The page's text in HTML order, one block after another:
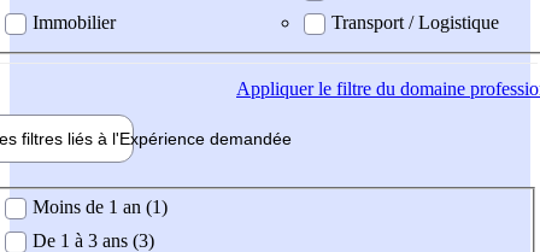
Immobilier
Transport / Logistique
Appliquerle filtre du domaine
filtres liés à l'Expérience demandée
demandée
Moins de 1 an (1)
De 1 à 3 ans (3)